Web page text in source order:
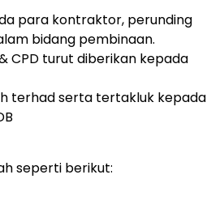
para kontraktor, perunding
bidang pembinaan.
CPD turut diberikan kepada
terhad serta tertakluk kepada
seperti berikut: